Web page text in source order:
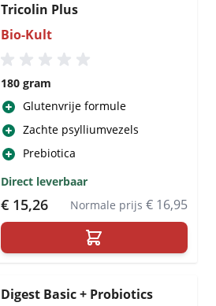
Tricolin Plus
Bio-Kult
180 gram
Glutenvrije formule
Zachte psylliumvezels
Prebiotica
Direct leverbaar
Special Price
€ 15,26 Normale prijs € 16,95
Digest Basic + Probiotics